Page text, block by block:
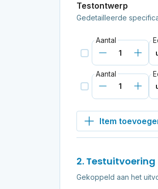
Testontwerp
Gedetailleerde
Aantal
Aantal
Item
2. Testuitvoering
Gekoppeld aan het